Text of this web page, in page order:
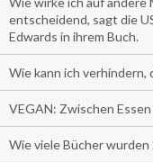
entscheidend, sagt die
Edwards in ihrem Buch.
Wie kann ich verhindern,
VEGAN: Zwischen
Wie viele Bücher